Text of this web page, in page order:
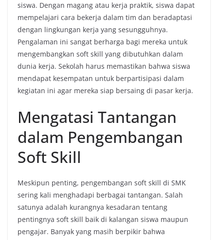
siswa. Dengan magang atau kerja praktik, siswa dapat
mempelajari cara bekerja dalam tim dan beradaptasi
dengan lingkungan kerja yang sesungguhnya.
Pengalaman ini sangat berharga bagi mereka untuk
mengembangkan soft skill yang dibutuhkan dalam
dunia kerja. Sekolah harus memastikan bahwa siswa
mendapat kesempatan untuk berpartisipasi dalam
kegiatan ini agar mereka siap bersaing di pasar kerja.
Mengatasi Tantangan
dalam Pengembangan
Soft Skill
Meskipun penting, pengembangan soft skill di SMK
sering kali menghadapi berbagai tantangan. Salah
satunya adalah kurangnya kesadaran tentang
pentingnya soft skill baik di kalangan siswa maupun
pengajar. Banyak yang masih berpikir bahwa